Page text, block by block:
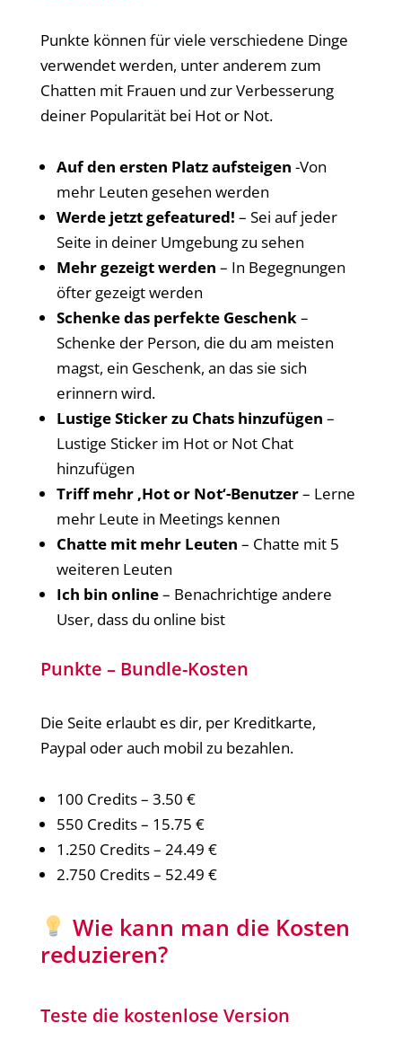
Punkte können für viele verschiedene Dinge
verwendet werden, unter anderem zum
Chatten mit Frauen und zur Verbesserung
deiner Popularität bei Hot or Not.
Auf den ersten Platz aufsteigen -Von
mehr Leuten gesehen werden
Werde jetzt gefeatured! – Sei auf jeder
Seite in deiner Umgebung zu sehen
Mehr gezeigt werden – In Begegnungen
öfter gezeigt werden
Schenke das perfekte Geschenk–
Schenke der Person, die du am meisten
magst, ein Geschenk, an das sie sich
erinnern wird.
Lustige Sticker zu Chats hinzufügen –
Lustige Sticker im Hot or Not Chat
hinzufügen
Triff mehr ‚Hot or Not‘-Benutzer– Lerne
mehr Leute in Meetings kennen
Chatte mit mehr Leuten – Chatte mit 5
weiteren Leuten
Ich bin online– Benachrichtige andere
User, dass du online bist
Punkte – Bundle-Kosten
Die Seite erlaubt es dir, per Kreditkarte,
Paypal oder auch mobil zu bezahlen.
100 Credits – 3.50 €
550 Credits – 15.75 €
1.250 Credits – 24.49 €
2.750 Credits – 52.49 €
Wie kann man die Kosten
reduzieren?
Teste die kostenlose Version